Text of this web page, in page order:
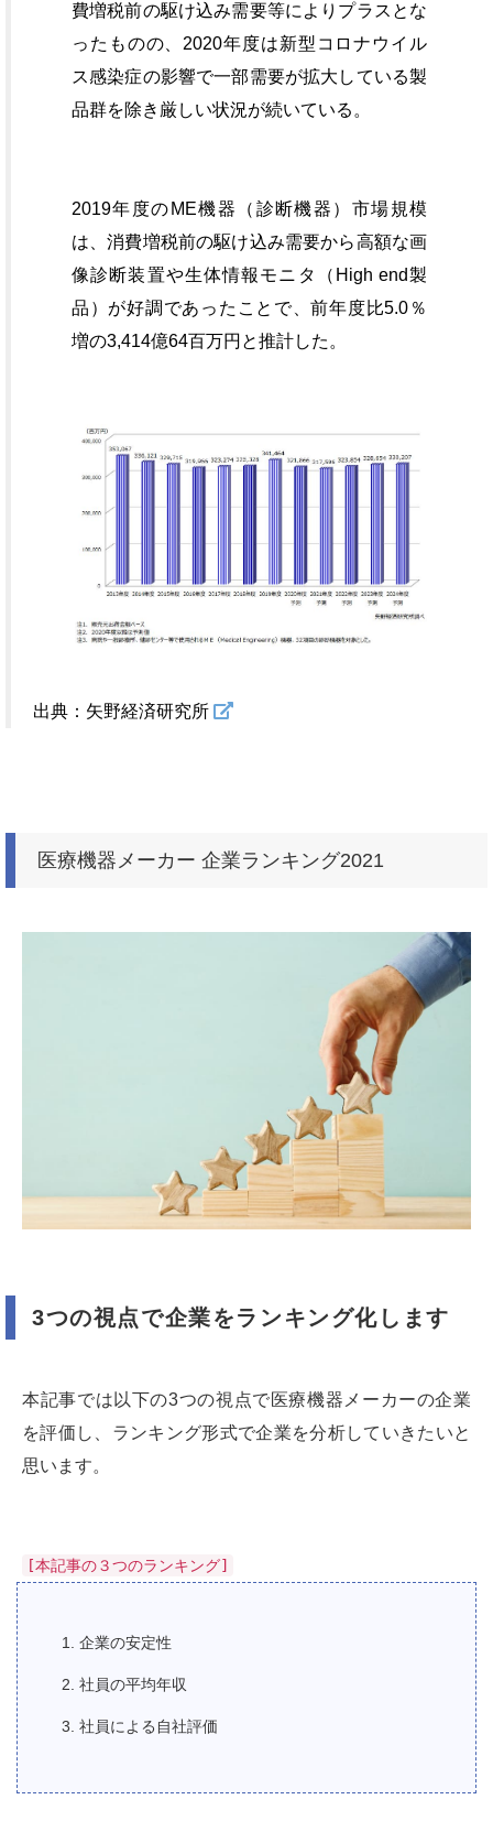
費増税前の駆け込み需要等によりプラスとな
ったものの、2020年度は新型コロナウイル
ス感染症の影響で一部需要が拡大している製
品群を除き厳しい状況が続いている。
2019年度のME機器（診断機器）市場規模
は、消費増税前の駆け込み需要から高額な画
像診断装置や生体情報モニタ（High end製
品）が好調であったことで、前年度比5.0％
増の3,414億64百万円と推計した。
出典：矢野経済研究所
医療機器メーカー 企業ランキング2021
3つの視点で企業をランキング化します
本記事では以下の3つの視点で医療機器メーカーの企業
を評価し、ランキング形式で企業を分析していきたいと
思います。
[本記事の３つのランキング]
1. 企業の安定性
2. 社員の平均年収
3. 社員による自社評価